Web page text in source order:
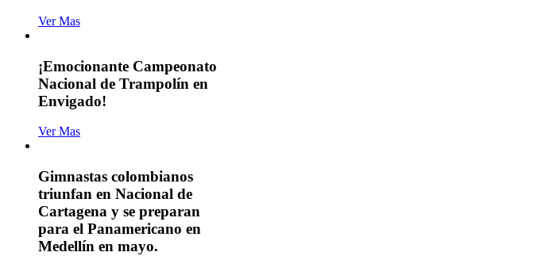
Ver Mas
¡Emocionante Campeonato
Nacional de Trampolín en
Envigado!
Ver Mas
Gimnastas colombianos
triunfan en Nacional de
Cartagena y se preparan
para el Panamericano en
Medellín en mayo.